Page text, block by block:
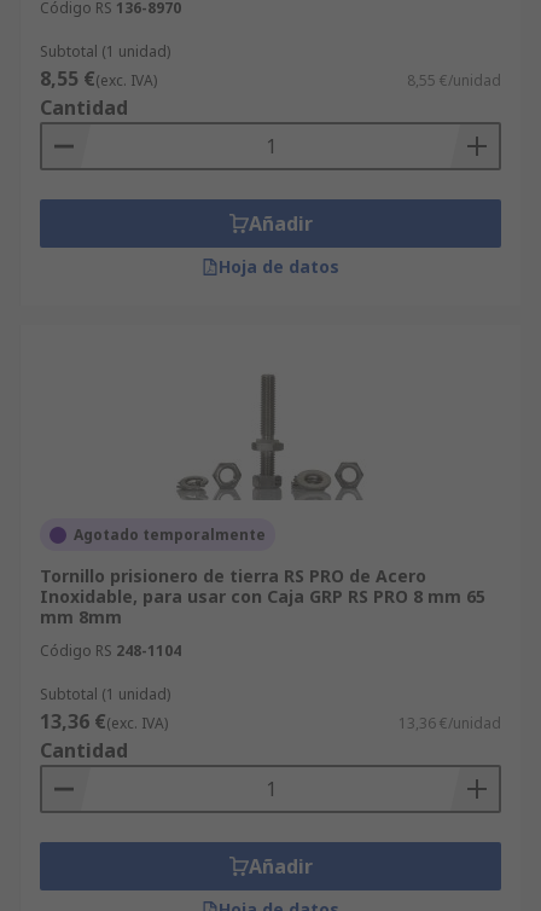
Código RS 136-8970
Subtotal (1 unidad)
8,55 €(exc. IVA) 8,55 €/unidad
Cantidad
Añadir
Hoja de datos
Agotado temporalmente
Tornillo prisionero de tierra RS PRO de Acero
Inoxidable, para usar con Caja GRP RS PRO 8 mm 65
mm 8mm
Código RS 248-1104
Subtotal (1 unidad)
13,36 €(exc. IVA) 13,36 €/unidad
Cantidad
Añadir